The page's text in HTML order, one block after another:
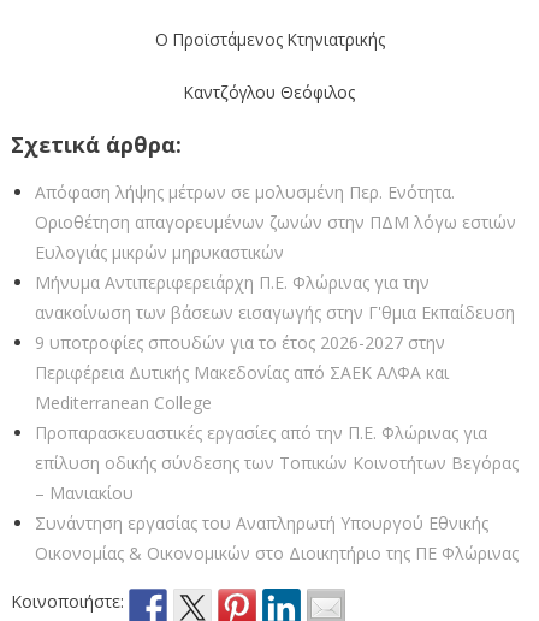
Ο Προϊστάμενος Κτηνιατρικής
Καντζόγλου Θεόφιλος
Σχετικά άρθρα:
Απόφαση λήψης μέτρων σε μολυσμένη Περ. Ενότητα.
Οριοθέτηση απαγορευμένων ζωνών στην ΠΔΜ λόγω εστιών
Ευλογιάς μικρών μηρυκαστικών
Μήνυμα Αντιπεριφερειάρχη Π.Ε. Φλώρινας για την
ανακοίνωση των βάσεων εισαγωγής στην Γ'θμια Εκπαίδευση
9 υποτροφίες σπουδών για το έτος 2026-2027 στην
Περιφέρεια Δυτικής Μακεδονίας από ΣΑEK ΑΛΦΑ και
Mediterranean College
Προπαρασκευαστικές εργασίες από την Π.Ε. Φλώρινας για
επίλυση οδικής σύνδεσης των Τοπικών Κοινοτήτων Βεγόρας
– Μανιακίου
Συνάντηση εργασίας του Αναπληρωτή Υπουργού Εθνικής
Οικονομίας & Οικονομικών στο Διοικητήριο της ΠΕ Φλώρινας
Κοινοποιήστε: